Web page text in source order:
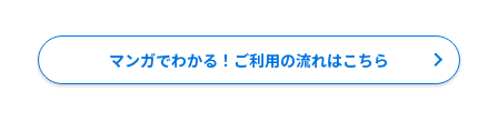
マンガでわかる！ご利用の流れはこちら